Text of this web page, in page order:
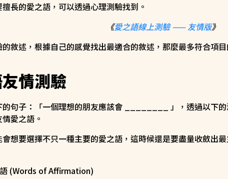
長的愛之語，可以透過心理測驗找到。
《愛之語線上測驗 —— 友情版》
敘述，根據自己的感覺找出最適合的敘述，那麼最多符合項
情測驗
的句子：「一個理想的朋友應該會 ________ 」，透過以下
愛之語。
想要選擇不只一種主要的愛之語，這時候還是要盡量收斂出
(Words of Affirmation)